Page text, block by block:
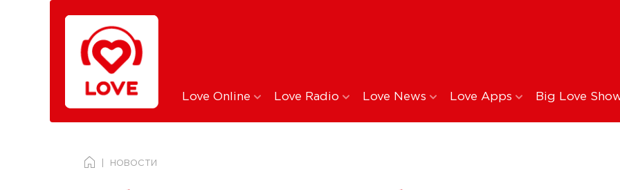
Love Online Love Radio Love News Love Apps Big Love
НОВОСТИ